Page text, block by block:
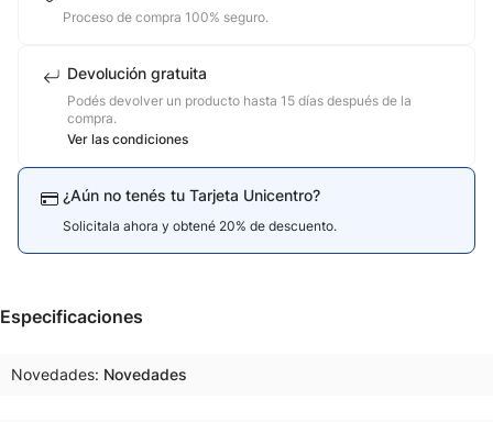
Proceso de compra 100% seguro.
Devolución gratuita
Podés devolver un producto hasta 15 días después de la
compra.
Ver las condiciones
¿Aún no tenés tu Tarjeta Unicentro?
Solicitala ahora y obtené 20% de descuento.
Especificaciones
Novedades Novedades